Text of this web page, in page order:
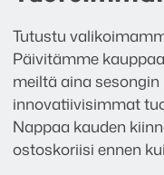
Tutustu
Päivitämme
meiltä aina
innovatiivisimmat
Nappaa kauden
ostoskoriisi ennen